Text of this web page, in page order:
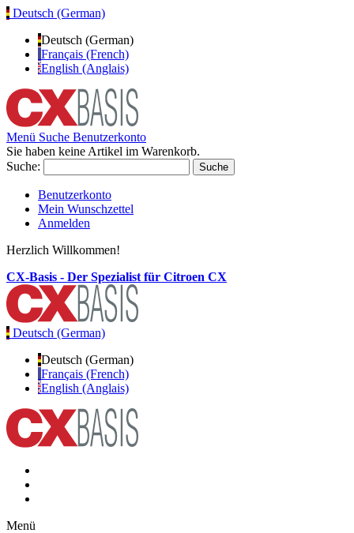
Deutsch (German)
Deutsch (German)
Français (French)
English (Anglais)
Menü Suche Benutzerkonto
Sie haben keine Artikel im Warenkorb.
Suche:
Suche
Benutzerkonto
Mein Wunschzettel
Anmelden
Herzlich Willkommen!
CX-Basis - Der Spezialist für Citroen CX
Deutsch (German)
Deutsch (German)
Français (French)
English (Anglais)
Menü